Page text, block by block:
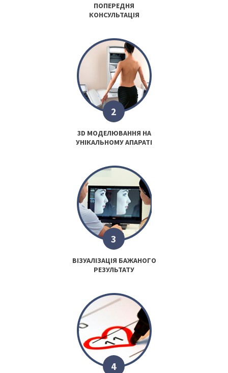
ПОПЕРЕДНЯ
КОНСУЛЬТАЦІЯ
2
3D МОДЕЛЮВАННЯ НА
УНІКАЛЬНОМУ АПАРАТІ
3
ВІЗУАЛІЗАЦІЯ БАЖАНОГО
РЕЗУЛЬТАТУ
4